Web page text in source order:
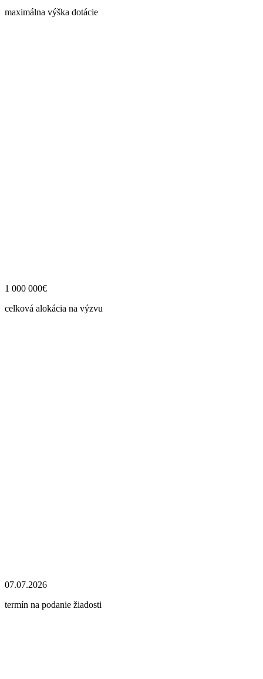
maximálna výška dotácie
1 000 000€
celková alokácia na výzvu
07.07.2026
termín na podanie žiadosti